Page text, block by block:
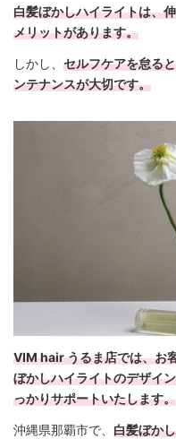
白髪ぼかしハイライトは、
メリットがあります。
しかし、 セルフケアを怠る
ンテナンスが大切です。
VIM hair うるま店では、お
ぼかしハイライトのデザイ
っかりサポートいたします。
沖縄県那覇市で、 白髪ぼか